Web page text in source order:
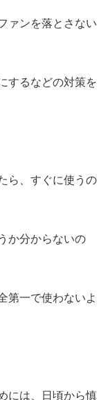
ァンを落とさない
するなどの対策を
ら、すぐに使うの
か分からないの
第一で使わないよ
には、日頃から慎